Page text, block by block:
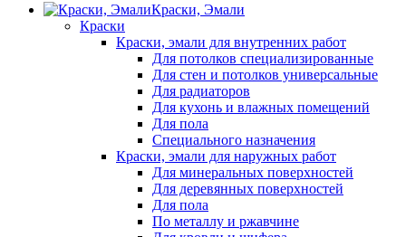
Краски, Эмали
Краски
Краски, эмали для внутренних работ
Для потолков специализированные
Для стен и потолков универсальные
Для радиаторов
Для кухонь и влажных помещений
Для пола
Специального назначения
Краски, эмали для наружных работ
Для минеральных поверхностей
Для деревянных поверхностей
Для пола
По металлу и ржавчине